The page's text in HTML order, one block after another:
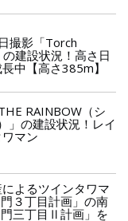
撮影「Torch
建設状況！高さ日
中【高さ385m】
RAINBOW（シ
」の建設状況！レイ
マン
よるツインタワマ
３丁目計画」の南
三丁目Ⅱ計画」を